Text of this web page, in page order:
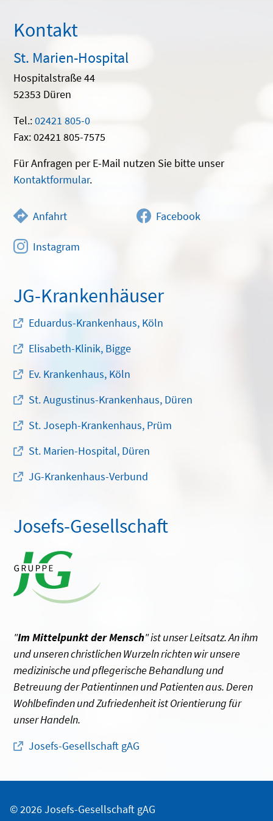
Kontakt
St. Marien-Hospital
Hospitalstraße 44
52353 Düren
Tel.:02421 805-0
Fax: 02421 805-7575
Für Anfragen per E-Mail nutzen Sie bitte unser
Kontaktformular.
Anfahrt Facebook
Instagram
JG-Krankenhäuser
Eduardus-Krankenhaus, Köln
Elisabeth-Klinik, Bigge
Ev. Krankenhaus, Köln
St. Augustinus-Krankenhaus, Düren
St. Joseph-Krankenhaus, Prüm
St. Marien-Hospital, Düren
JG-Krankenhaus-Verbund
Josefs-Gesellschaft
"Im Mittelpunkt der Mensch" ist unser Leitsatz. An ihm
und unseren christlichen Wurzeln richten wir unsere
medizinische und pflegerische Behandlung und
Betreuung der Patientinnen und Patienten aus. Deren
Wohlbefinden und Zufriedenheit ist Orientierung für
unser Handeln.
Josefs-Gesellschaft gAG
© 2026 Josefs-Gesellschaft gAG